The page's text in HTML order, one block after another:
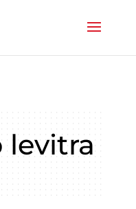
levitra